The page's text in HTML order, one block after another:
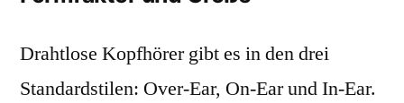
Drahtlose Kopfhörer gibt es in den drei
Standardstilen: Over-Ear, On-Ear und In-Ear.